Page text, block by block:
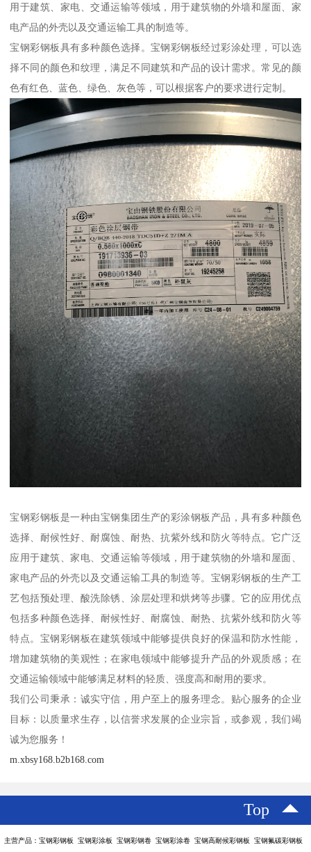
用于建筑、家电、交通运输等领域，用于建筑物的外墙和屋面、家
电产品的外壳以及交通运输工具的制造等。
宝钢彩钢板具有多种颜色选择。宝钢彩钢板经过彩涂处理，可以选
择不同的颜色和纹理，满足不同建筑和产品的设计需求。常见的颜
色有红色、蓝色、绿色、灰色等，可以根据客户的要求进行定制。
宝钢彩钢板是一种由宝钢集团生产的彩涂钢板产品，具有多种颜色
选择、耐候性好、耐腐蚀、耐热、抗紫外线和防火等特点。它广泛
应用于建筑、家电、交通运输等领域，用于建筑物的外墙和屋面、
家电产品的外壳以及交通运输工具的制造等。宝钢彩钢板的生产工
艺包括预处理、酸洗除锈、涂层处理和烘烤等步骤。它的应用优点
包括多种颜色选择、耐候性好、耐腐蚀、耐热、抗紫外线和防火等
特点。宝钢彩钢板在建筑领域中能够提供良好的保温和防水性能，
增加建筑物的美观性；在家电领域中能够提升产品的外观质感；在
交通运输领域中能够满足材料的轻质、强度高和耐用的要求。
我们公司秉承：诚实守信，用户至上的服务理念。贴心服务的企业
目标：以质量求生存，以信誉求发展的企业宗旨，或参观，我们竭
诚为您服务！
m.xbsy168.b2b168.com
Top
主营产品：宝钢彩钢板 宝钢彩涂板 宝钢彩钢卷 宝钢彩涂卷 宝钢高耐候彩钢板 宝钢氟碳彩钢板